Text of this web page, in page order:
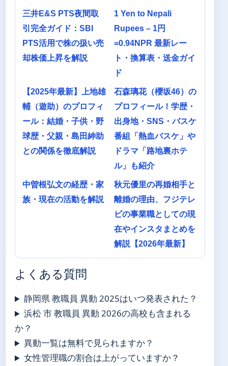
三井E&S PTS夜間取
引完全ガイド：SBI
PTS活用で株の扱い売
却株価上昇を解説
1 Yen to Nepali
Rupees – 1円
=0.94NPR 最新レー
ト・換算表・送金ガイ
ド
【2025年最新】上地雄
輔（遊助）のプロフィ
ール：結婚・子供・野
球歴・父親・島田紳助
との関係を徹底解説
石森璃花（櫻坂46）の
プロフィール！学歴・
出身地・SNS・バスケ
番組「熱血バスケ」や
ドラマ「路地裏ホテ
ル」も紹介
中曽根弘文の経歴・家
族・現在の活動を解説
秋元優里の再婚相手と
離婚の理由、フジテレ
ビの事業職としての現
在やインスタまとめを
解説【2026年最新】
よくある質問
静岡県 教職員 異動 2025はいつ発表された？
浜松 市 教職員 異動 2026の高校も含まれる
か？
異動一覧は無料で見られますか？
女性管理職の割合は上がっていますか？